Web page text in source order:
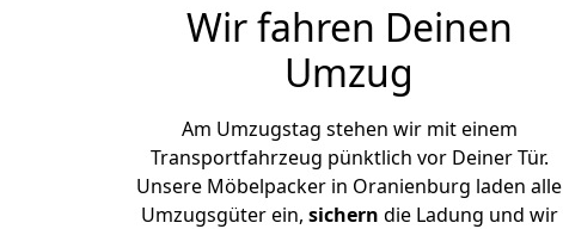
Wir fahren Deinen
Umzug
Am Umzugstag stehen wir mit einem
Transportfahrzeug pünktlich vor Deiner Tür.
Unsere Möbelpacker in Oranienburg laden alle
Umzugsgüter ein, sichern die Ladung und wir